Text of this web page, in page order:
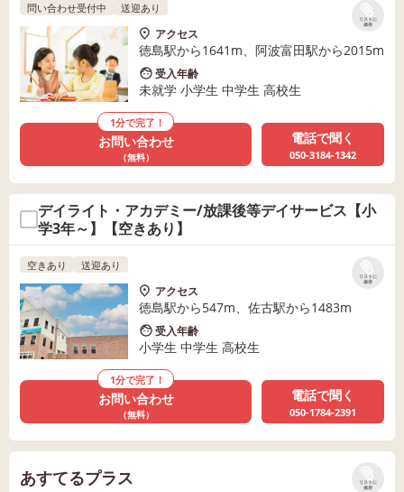
リストに
保存
問い合わせ受付中 送迎あり
アクセス
徳島駅から1641m、阿波富田駅から2015m
受入年齢
未就学 小学生 中学生 高校生
1分で完了！
お問い合わせ
（無料）
電話で聞く
050-3184-1342
デイライト・アカデミー/放課後等デイサービス【小
学3年～】【空きあり】
リストに
保存
空きあり 送迎あり
アクセス
徳島駅から547m、佐古駅から1483m
受入年齢
小学生 中学生 高校生
1分で完了！
お問い合わせ
（無料）
電話で聞く
050-1784-2391
リストに
保存
あすてるプラス